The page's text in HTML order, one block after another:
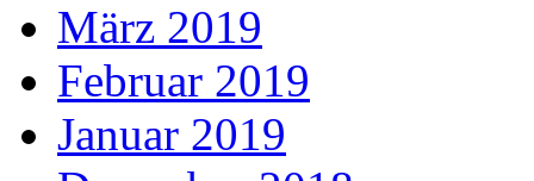
März 2019
Februar 2019
Januar 2019